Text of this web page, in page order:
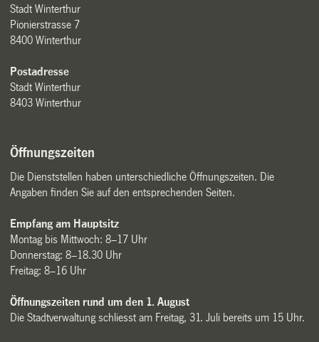
Stadt Winterthur
Pionierstrasse 7
8400 Winterthur
Postadresse
Stadt Winterthur
8403 Winterthur
Öffnungszeiten
Die Dienststellen haben unterschiedliche Öffnungszeiten. Die
Angaben finden Sie auf den entsprechenden Seiten.
Empfang am Hauptsitz
Montag bis Mittwoch: 8–17 Uhr
Donnerstag: 8–18.30 Uhr
Freitag: 8–16 Uhr
Öffnungszeiten rund um den 1. August
Die Stadtverwaltung schliesst am Freitag, 31. Juli bereits um 15 Uhr.